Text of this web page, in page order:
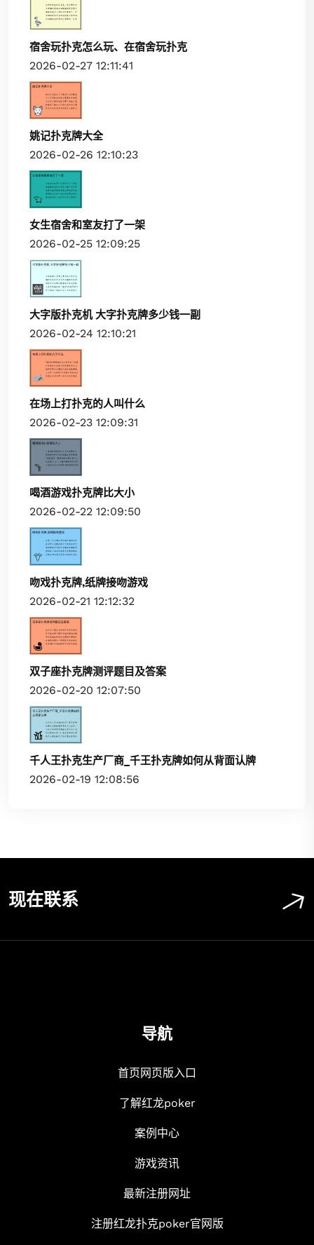
宿舍玩扑克怎么玩、在宿舍玩扑克
2026-02-27 12:11:41
姚记扑克牌大全
2026-02-26 12:10:23
女生宿舍和室友打了一架
2026-02-25 12:09:25
大字版扑克机 大字扑克牌多少钱一副
2026-02-24 12:10:21
在场上打扑克的人叫什么
2026-02-23 12:09:31
喝酒游戏扑克牌比大小
2026-02-22 12:09:50
吻戏扑克牌,纸牌接吻游戏
2026-02-21 12:12:32
双子座扑克牌测评题目及答案
2026-02-20 12:07:50
千人王扑克生产厂商_千王扑克牌如何从背面认牌
2026-02-19 12:08:56
现在联系
导航
首页网页版入口
了解红龙poker
案例中心
游戏资讯
最新注册网址
注册红龙扑克poker官网版